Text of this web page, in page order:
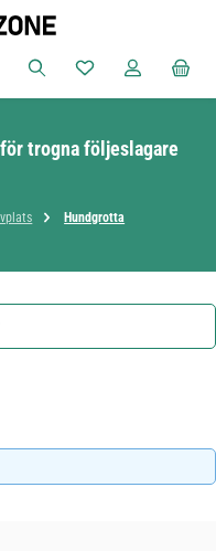
Du har 0 objekt i
trogna följeslagare
Hundgrotta